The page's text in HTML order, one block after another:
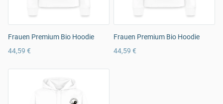
Frauen Premium Bio Hoodie
44,59 €
Frauen Premium Bio Hoodie
44,59 €